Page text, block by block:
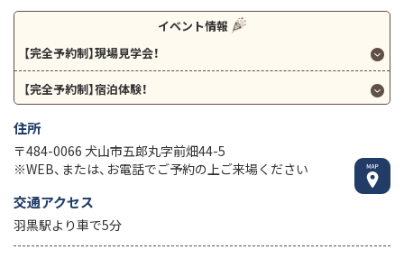
住所
〒484-0066 犬山市五郎丸字前畑44-5
※WEB、または、お電話でご予約の上ご来場ください
交通アクセス
羽黒駅より車で5分
イベント情報
【完全予約制】現場見学会！
【完全予約制】宿泊体験！